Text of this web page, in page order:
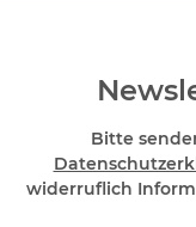
Bitte
widerruflich